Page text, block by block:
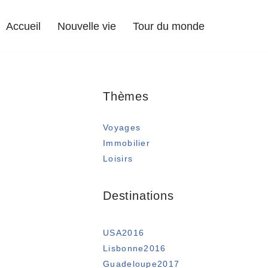
Accueil Nouvelle vie Tour du monde
Thèmes
Voyages
Immobilier
Loisirs
Destinations
USA2016
Lisbonne2016
Guadeloupe2017